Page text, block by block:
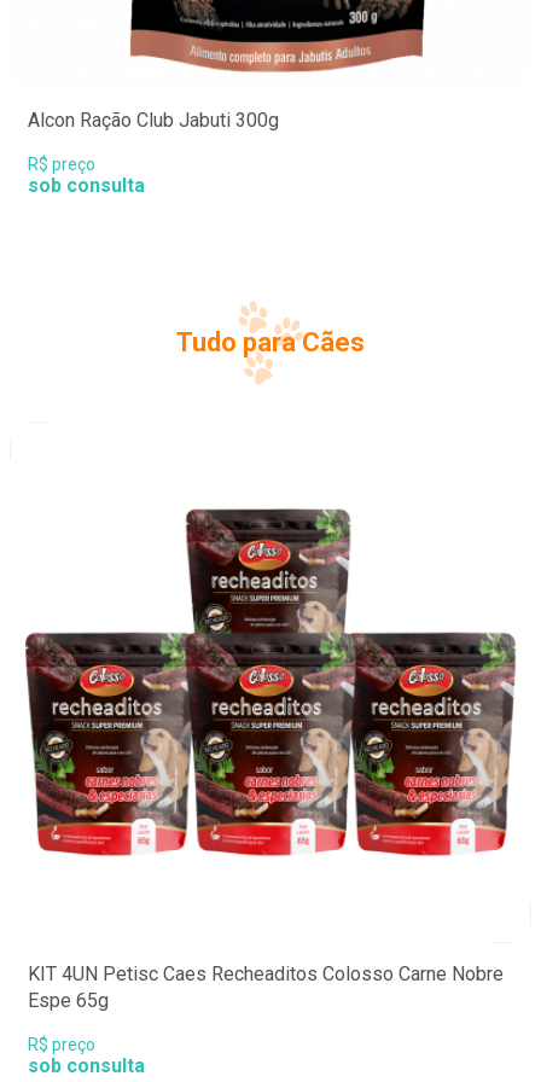
Alcon Ração Club Jabuti 300g
R$ preço
sob consulta
Tudo para Cães
KIT 4UN Petisc Caes Recheaditos Colosso Carne Nobre
Espe 65g
R$ preço
sob consulta